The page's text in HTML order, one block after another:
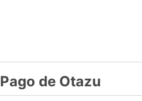
Pago de Otazu